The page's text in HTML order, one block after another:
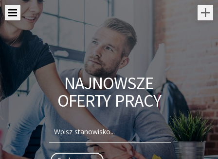
NAJNOWSZE
OFERTY PRACY